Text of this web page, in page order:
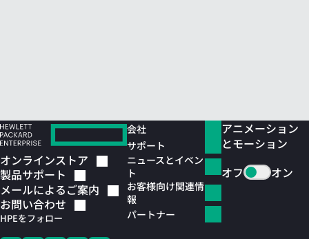
オンラインストア
製品サポート
メールによるご案内
お問い合わせ
HPEをフォロー
会社
サポート
ニュースとイベン
ト
お客様向け関連情
報
パートナー
アニメーション
とモーション
オフ
オン